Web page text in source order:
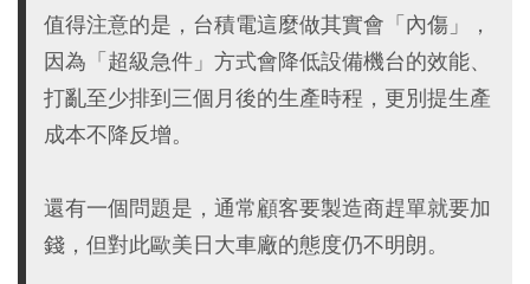
值得注意的是，台積電這麼做其實會「內傷」，
因為「超級急件」方式會降低設備機台的效能、
打亂至少排到三個月後的生產時程，更別提生產
成本不降反增。
還有一個問題是，通常顧客要製造商趕單就要加
錢，但對此歐美日大車廠的態度仍不明朗。